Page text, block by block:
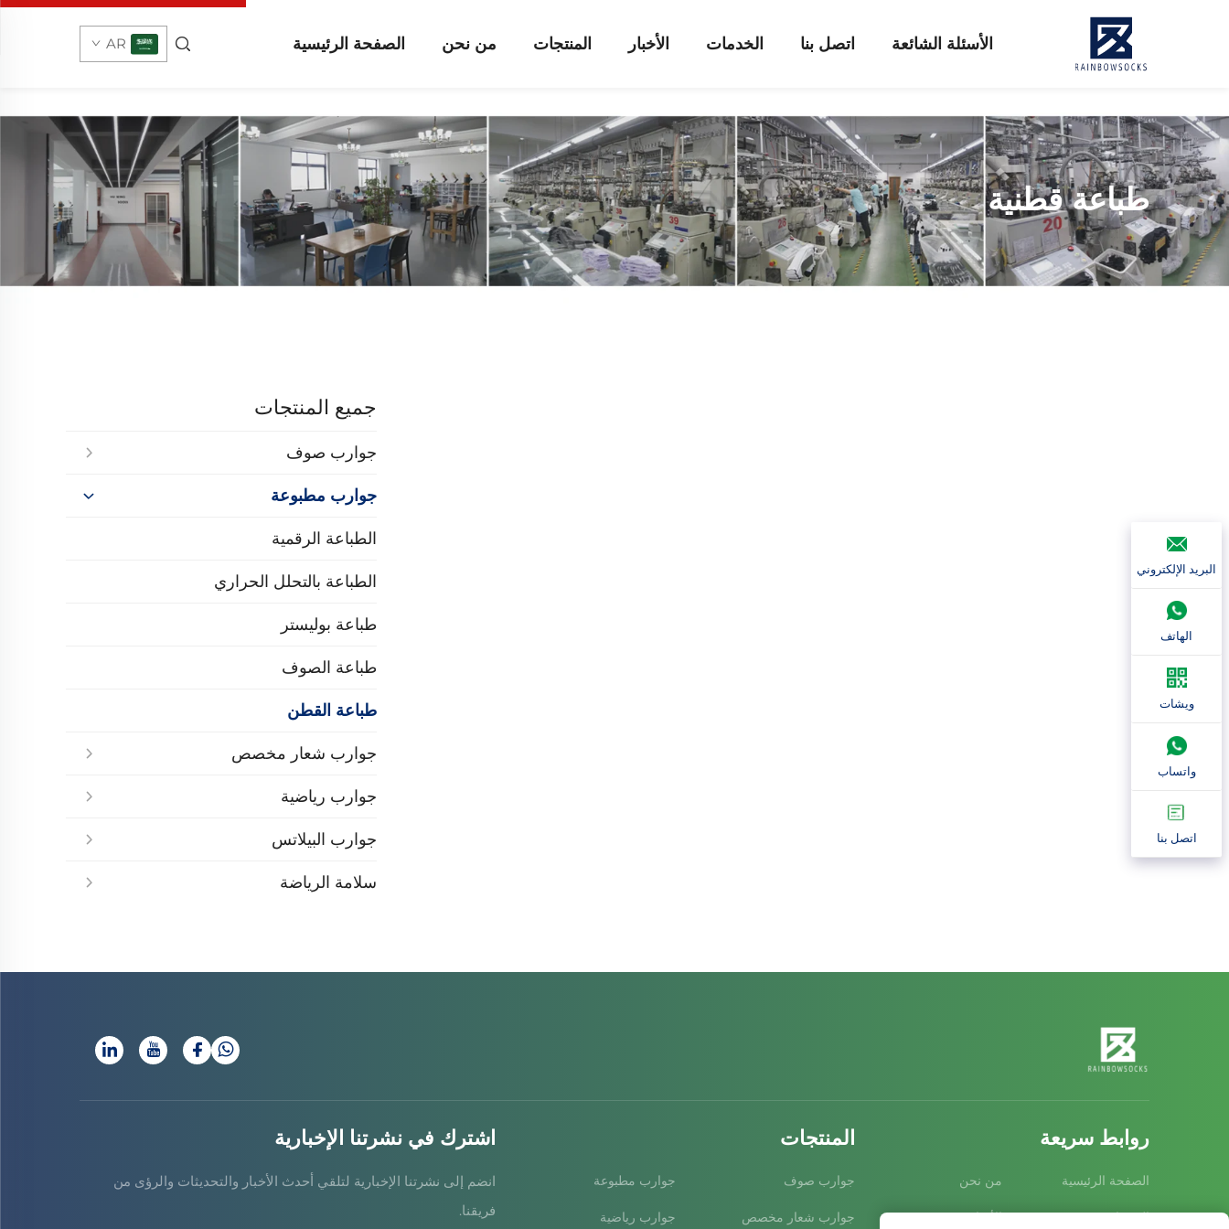
الصفحة الرئيسية من نحن المنتجات الأخبار الخدمات اتصل بنا الأسئلة الشائعة AR
طباعة قطنية
جميع المنتجات
جوارب صوف
جوارب مطبوعة
الطباعة الرقمية
الطباعة بالتحلل الحراري
طباعة بوليستر
طباعة الصوف
طباعة القطن
جوارب شعار مخصص
جوارب رياضية
جوارب البيلاتس
سلامة الرياضة
البريد الإلكتروني
الهاتف
ويشات
واتساب
اتصل بنا
روابط سريعة
الصفحة الرئيسية من نحن
المنتجات الأخبار
المنتجات
جوارب صوف جوارب مطبوعة
جوارب شعار مخصص جوارب رياضية
اشترك في نشرتنا الإخبارية
انضم إلى نشرتنا الإخبارية لتلقي أحدث الأخبار والتحديثات والرؤى من
فريقنا.